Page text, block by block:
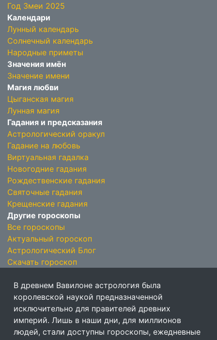
Год Змеи 2025
Календари
Лунный календарь
Солнечный календарь
Народные приметы
Значения имён
Значение имени
Магия любви
Цыганская магия
Лунная магия
Гадания и предсказания
Астрологический оракул
Гадание на любовь
Виртуальная гадалка
Новогодние гадания
Рождественские гадания
Святочные гадания
Крещенские гадания
Другие гороскопы
Все гороскопы
Актуальный гороскоп
Астрологический Блог
Скачать гороскоп
В древнем Вавилоне астрология была
королевской наукой предназначенной
исключительно для правителей древних
империй. Лишь в наши дни, для миллионов
людей, стали доступны гороскопы, ежедневные